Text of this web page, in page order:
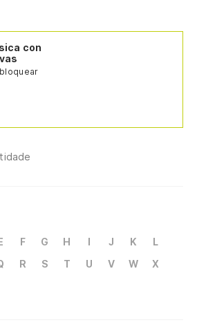
con
F G H I J K
L
R S T U V W
X